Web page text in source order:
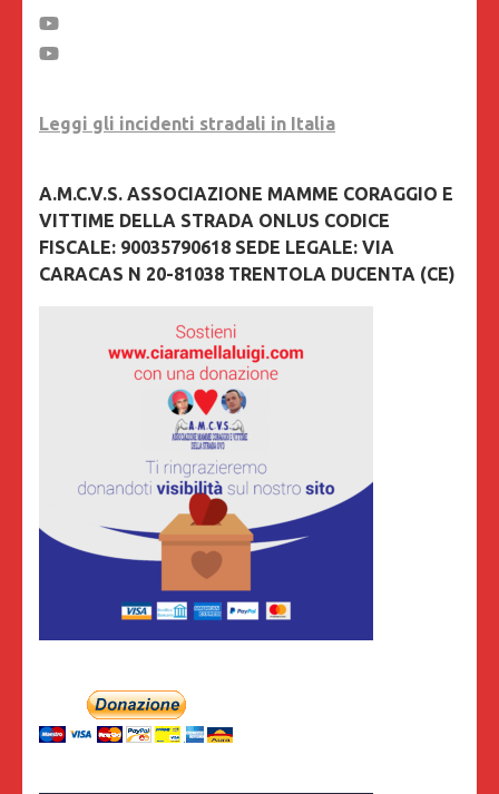
Leggi gli incidenti stradali in Italia
A.M.C.V.S. ASSOCIAZIONE MAMME CORAGGIO E
VITTIME DELLA STRADA ONLUS CODICE
FISCALE: 90035790618 SEDE LEGALE: VIA
CARACAS N 20-81038 TRENTOLA DUCENTA (CE)